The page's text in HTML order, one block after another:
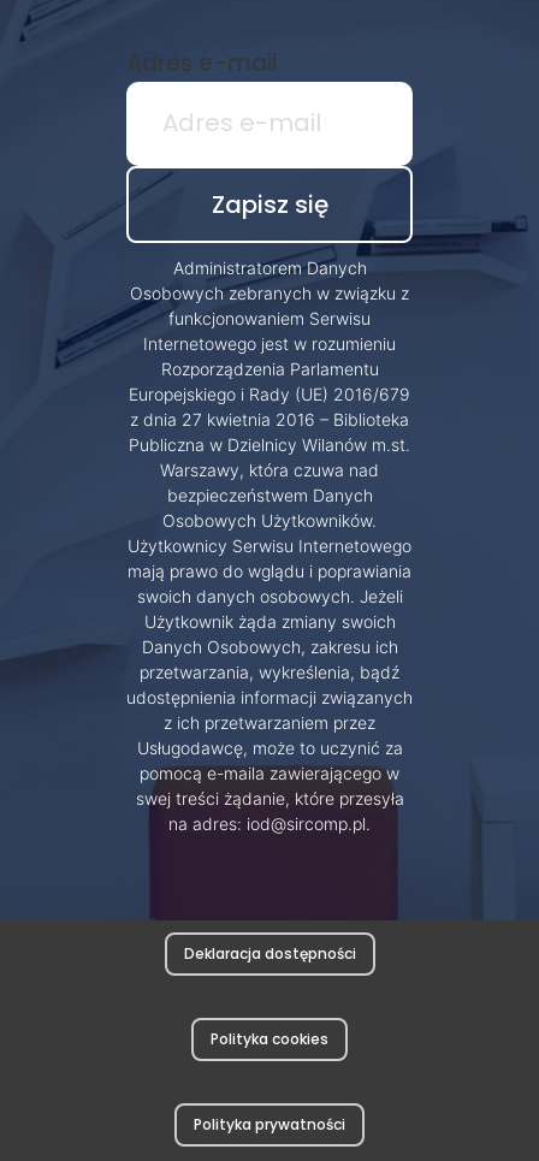
Adres e-mail
Administratorem Danych
Osobowych zebranych w związku z
funkcjonowaniem Serwisu
Internetowego jest w rozumieniu
Rozporządzenia Parlamentu
Europejskiego i Rady (UE) 2016/679
z dnia 27 kwietnia 2016 – Biblioteka
Publiczna w Dzielnicy Wilanów m.st.
Warszawy, która czuwa nad
bezpieczeństwem Danych
Osobowych Użytkowników.
Użytkownicy Serwisu Internetowego
mają prawo do wglądu i poprawiania
swoich danych osobowych. Jeżeli
Użytkownik żąda zmiany swoich
Danych Osobowych, zakresu ich
przetwarzania, wykreślenia, bądź
udostępnienia informacji związanych
z ich przetwarzaniem przez
Usługodawcę, może to uczynić za
pomocą e-maila zawierającego w
swej treści żądanie, które przesyła
na adres: iod@sircomp.pl.
Deklaracja dostępności
Polityka cookies
Polityka prywatności